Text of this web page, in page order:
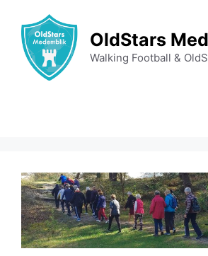
naar
inhoud
OldStars
Walking Football &